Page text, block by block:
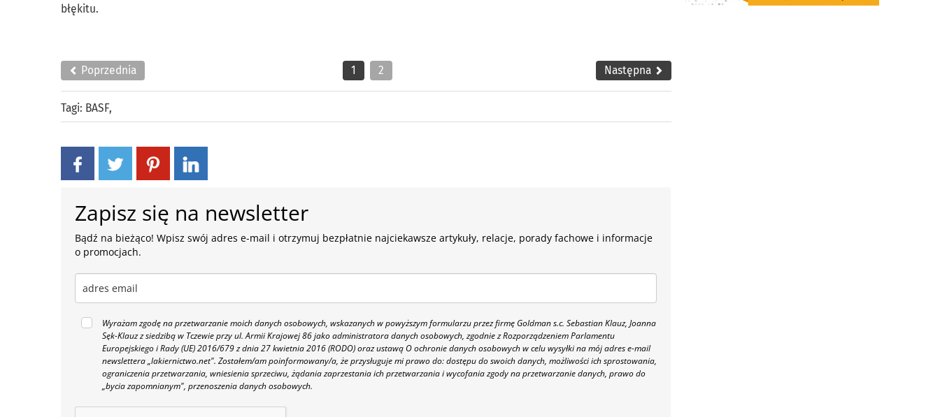
błękitu.
Poprzednia 1 2 Następna
Tagi: BASF,
Zapisz się na newsletter
Bądź na bieżąco! Wpisz swój adres e-mail i otrzymuj bezpłatnie najciekawsze artykuły, relacje, porady fachowe i informacje
o promocjach.
Wyrażam zgodę na przetwarzanie moich danych osobowych, wskazanych w powyższym formularzu przez firmę Goldman s.c. Sebastian Klauz, Joanna
Sęk-Klauz z siedzibą w Tczewie przy ul. Armii Krajowej 86 jako administratora danych osobowych, zgodnie z Rozporządzeniem Parlamentu
Europejskiego i Rady (UE) 2016/679 z dnia 27 kwietnia 2016 (RODO) oraz ustawą O ochronie danych osobowych w celu wysyłki na mój adres e-mail
newslettera „lakiernictwo.net". Zostałem/am poinformowany/a, że przysługuje mi prawo do: dostępu do swoich danych, możliwości ich sprostowania,
ograniczenia przetwarzania, wniesienia sprzeciwu, żądania zaprzestania ich przetwarzania i wycofania zgody na przetwarzanie danych, prawo do
„bycia zapomnianym", przenoszenia danych osobowych.